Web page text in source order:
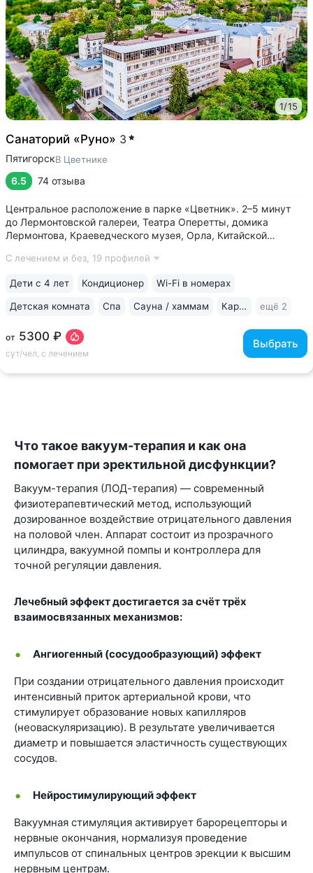
1/15
Санаторий «Руно» 3
ПятигорскВ Цветнике
6.5 74 отзыва
Центральное расположение в парке «Цветник». 2–5 минут
до Лермонтовской галереи, Театра Оперетты, домика
Лермонтова, Краеведческого музея, Орла, Китайской
«Каштан». Теплые переходы между основным и лечебным
С лечением и без, 19 профилей
от 5300 ₽
сут/чел, с лечением
Выбрать
Дети с 4 лет Кондиционер Wi-Fi в номерах
Детская комната Спа Сауна / хаммам Караоке ещё 2
Что такое вакуум-терапия и как она
помогает при эректильной дисфункции?
Вакуум-терапия (ЛОД-терапия) — современный
физиотерапевтический метод, использующий
дозированное воздействие отрицательного давления
на половой член. Аппарат состоит из прозрачного
цилиндра, вакуумной помпы и контроллера для
точной регуляции давления.
Лечебный эффект достигается за счёт трёх
взаимосвязанных механизмов:
Ангиогенный (сосудообразующий) эффект
При создании отрицательного давления происходит
интенсивный приток артериальной крови, что
стимулирует образование новых капилляров
(неоваскуляризацию). В результате увеличивается
диаметр и повышается эластичность существующих
сосудов.
Нейростимулирующий эффект
Вакуумная стимуляция активирует барорецепторы и
нервные окончания, нормализуя проведение
импульсов от спинальных центров эрекции к высшим
нервным центрам.